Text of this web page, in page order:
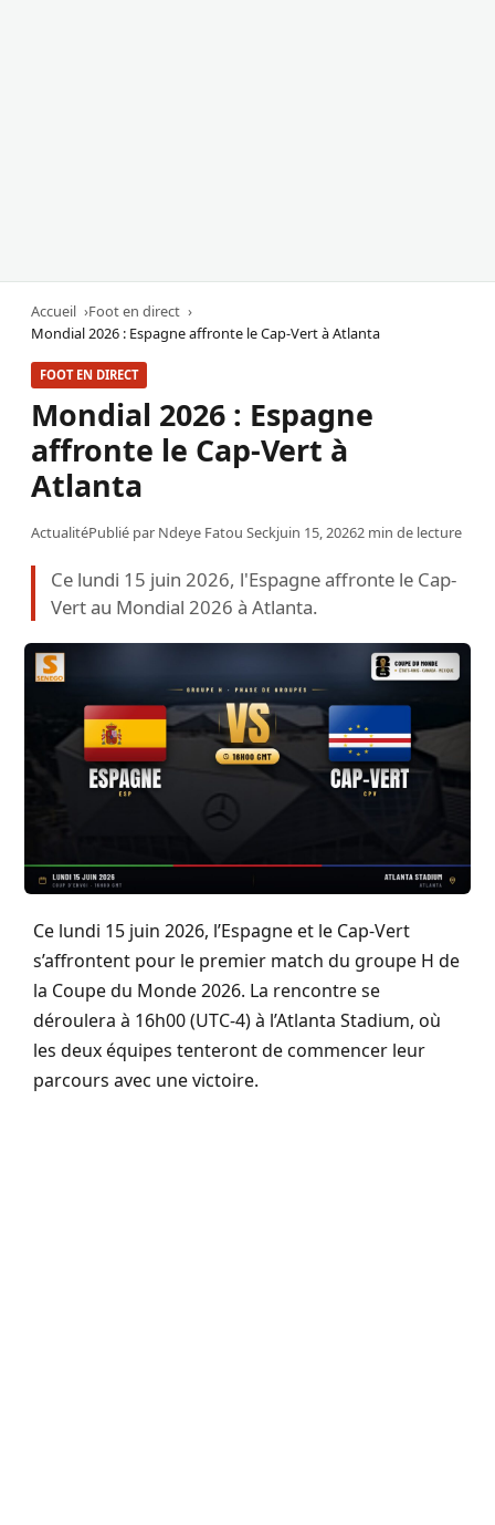
Accueil
Foot en direct
Mondial 2026 : Espagne affronte le Cap-Vert à Atlanta
FOOT EN DIRECT
Mondial 2026 : Espagne
affronte le Cap-Vert à
Atlanta
ActualitéPublié par Ndeye Fatou Seckjuin 15, 20262 min de lecture
Ce lundi 15 juin 2026, l'Espagne affronte le Cap-
Vert au Mondial 2026 à Atlanta.
Ce lundi 15 juin 2026, l’Espagne et le Cap-Vert
s’affrontent pour le premier match du groupe H de
la Coupe du Monde 2026. La rencontre se
déroulera à 16h00 (UTC-4) à l’Atlanta Stadium, où
les deux équipes tenteront de commencer leur
parcours avec une victoire.